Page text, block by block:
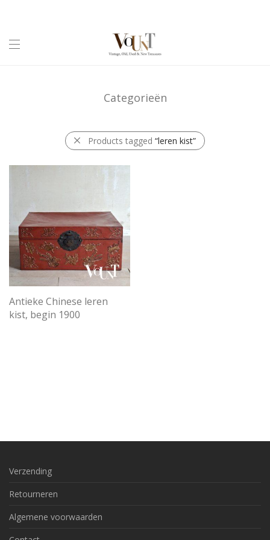
Categorieën
Products tagged “leren kist”
Antieke Chinese leren
kist, begin 1900
Verzending
Retourneren
Algemene voorwaarden